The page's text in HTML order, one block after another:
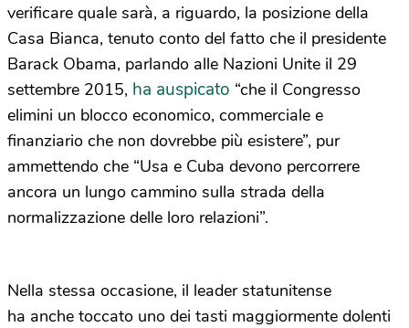
verificare quale sarà, a riguardo, la posizione della
Casa Bianca, tenuto conto del fatto che il presidente
Barack Obama, parlando alle Nazioni Unite il 29
settembre 2015, ha auspicato “che il Congresso
elimini un blocco economico, commerciale e
finanziario che non dovrebbe più esistere”, pur
ammettendo che “Usa e Cuba devono percorrere
ancora un lungo cammino sulla strada della
normalizzazione delle loro relazioni”.
Nella stessa occasione, il leader statunitense
ha anche toccato uno dei tasti maggiormente dolenti